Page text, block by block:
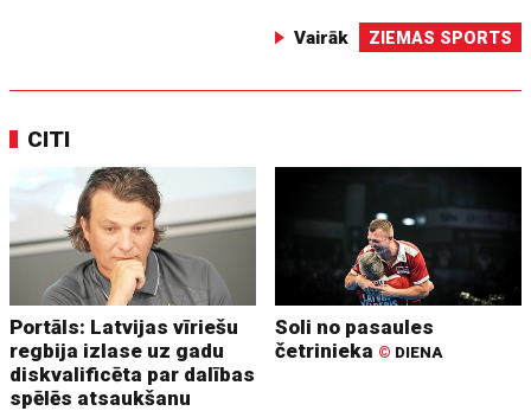
Vairāk ZIEMAS SPORTS
CITI
Portāls: Latvijas vīriešu
regbija izlase uz gadu
diskvalificēta par dalības
spēlēs atsaukšanu
Soli no pasaules
četrinieka © DIENA